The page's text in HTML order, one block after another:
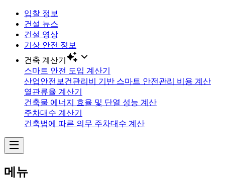
입찰 정보
건설 뉴스
건설 영상
기상 안전 정보
건축 계산기
스마트 안전 도입 계산기
산업안전보건관리비 기반 스마트 안전관리 비용 계산
열관류율 계산기
건축물 에너지 효율 및 단열 성능 계산
주차대수 계산기
건축법에 따른 의무 주차대수 계산
메뉴